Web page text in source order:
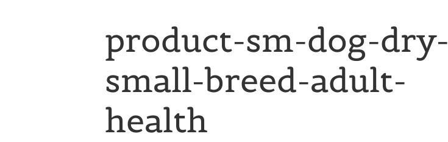
product-sm-dog-dry-
small-breed-adult-
health